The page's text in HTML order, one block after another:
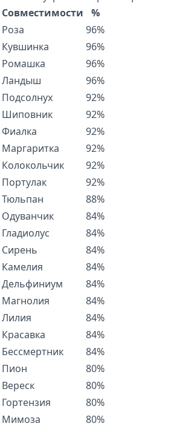
Совместимости
%
Роза
96%
Кувшинка
96%
Ромашка
96%
Ландыш
96%
Подсолнух
92%
Шиповник
92%
Фиалка
92%
Маргаритка
92%
Колокольчик
92%
Портулак
92%
Тюльпан
88%
Одуванчик
84%
Гладиолус
84%
Сирень
84%
Камелия
84%
Дельфиниум
84%
Магнолия
84%
Лилия
84%
Красавка
84%
Бессмертник
84%
Пион
80%
Вереск
80%
Гортензия
80%
Мимоза
80%